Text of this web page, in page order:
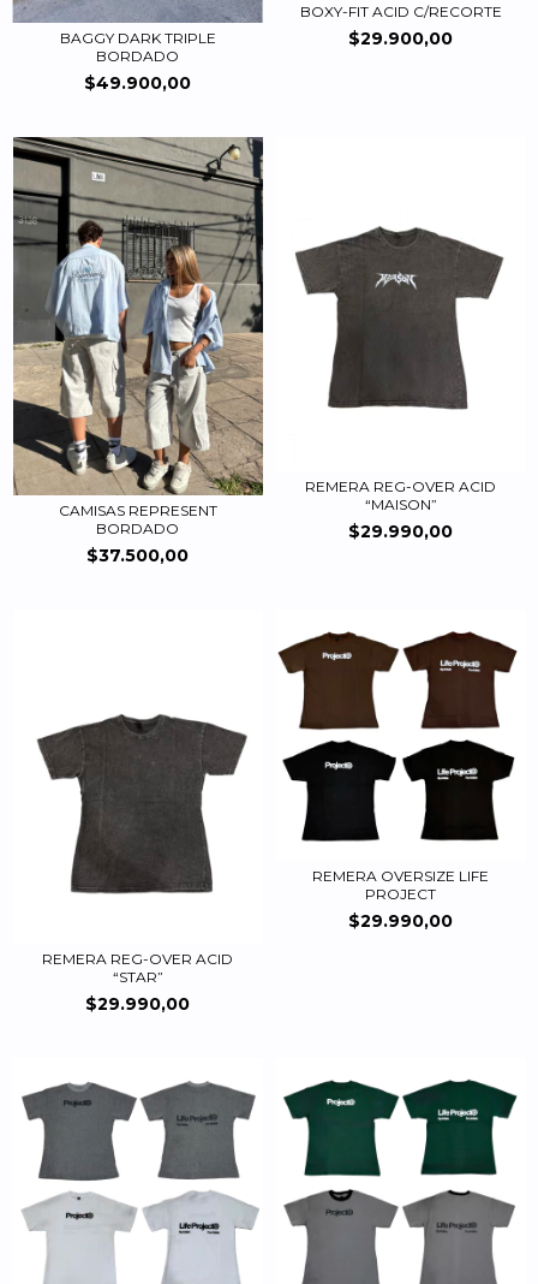
BAGGY DARK TRIPLE
BORDADO
$49.900,00
BOXY-FIT ACID C/RECORTE
$29.900,00
CAMISAS REPRESENT
BORDADO
$37.500,00
REMERA REG-OVER ACID
“MAISON”
$29.990,00
REMERA REG-OVER ACID
“STAR”
$29.990,00
REMERA OVERSIZE LIFE
PROJECT
$29.990,00